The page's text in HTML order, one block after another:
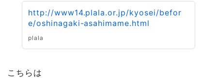
http://www14.plala.or.jp/kyosei/befor
e/oshinagaki-asahimame.html
plala
こちらは